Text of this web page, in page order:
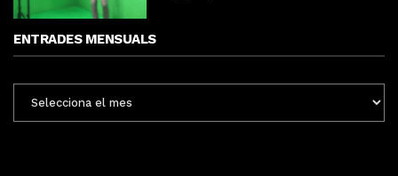
ENTRADES MENSUALS
MENSUALS